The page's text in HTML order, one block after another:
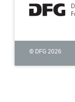
© DFG 2026